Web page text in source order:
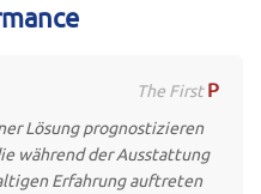
The First P
Lösung prognostizieren
während der Ausstattung
Erfahrung auftreten